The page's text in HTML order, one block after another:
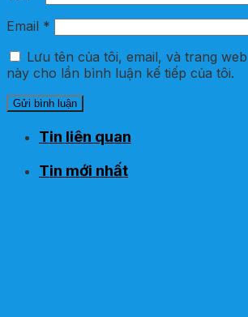
Email *
Lưu tên của tôi, email, và trang
này cho lần bình luận kế tiếp của tôi.
Tin liên quan
Tin mới nhất